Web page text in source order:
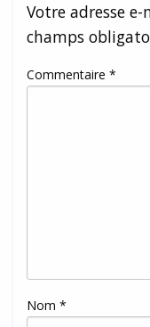
Votre adresse
champs
Commentaire *
Nom *